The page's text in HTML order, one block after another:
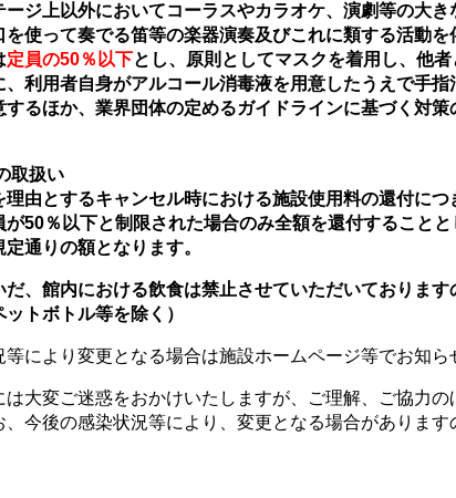
ージ上以外においてコーラスやカラオケ、演劇等の大
を使って奏でる笛等の楽器演奏及びこれに類する活動
定員の50％以下とし、原則としてマスクを着用し、他
、利用者自身がアルコール消毒液を用意したうえで手
するほか、業界団体の定めるガイドラインに基づく対
取扱い
理由とするキャンセル時における施設使用料の還付につ
が50％以下と制限された場合のみ全額を還付すること
通りの額となります。
、館内における飲食は禁止させていただいております
ットボトル等を除く）
等により変更となる場合は施設ホームページ等でお知
は大変ご迷惑をおかけいたしますが、ご理解、ご協力
、今後の感染状況等により、変更となる場合がありま